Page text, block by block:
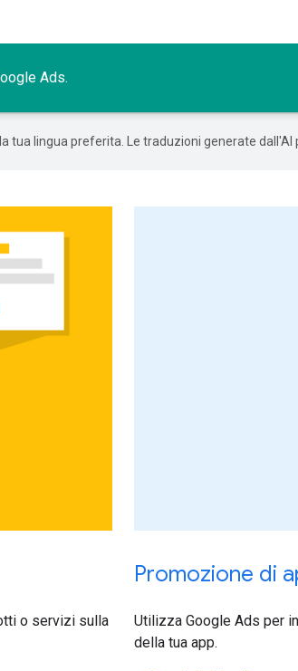
Ads.
tua lingua preferita. Le traduzioni generate dall'AI
o servizi sulla
Promozione di
Utilizza Google Ads per
della tua app.